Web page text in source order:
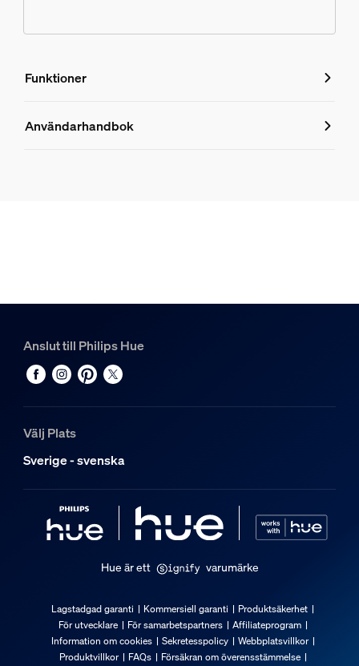
Funktioner
Funktioner
Material
Hållbarhet
Extra funktion/tillbehör medföljer.
Batterier medföljer
Dimbar med Hue-app och strömbrytare
Ljusegenskaper
Användarhandbok
Anslut till Philips Hue
Välj Plats
Sverige - svenska
Hue är ett varumärke
Lagstadgad garanti Kommersiell garanti
Produktsäkerhet
För utvecklare
För samarbetspartners
Affiliateprogram
Information om cookies
Sekretesspolicy
Webbplatsvillkor
Produktvillkor
FAQs Försäkran om överensstämmelse